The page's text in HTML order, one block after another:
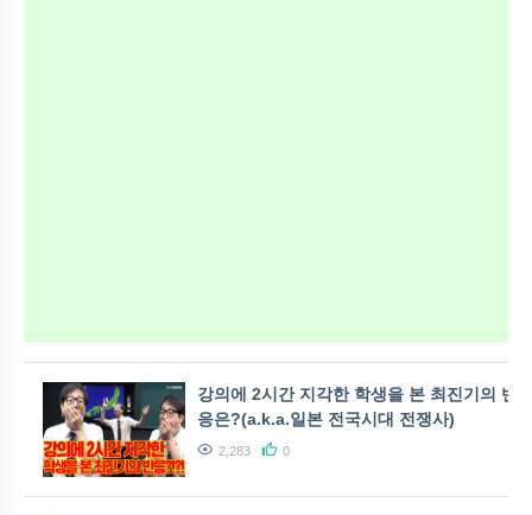
강의에 2시간 지각한 학생을 본 최진기의 반
응은?(a.k.a.일본 전국시대 전쟁사)
2,283 0